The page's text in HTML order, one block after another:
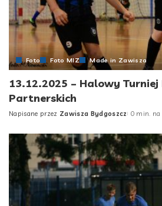
Foto Foto MIZ Made in Zawisza
13.12.2025 – Halowy
Partnerskich
Posted
Napisane przez Zawisza Bydgoszcz 0 min. na